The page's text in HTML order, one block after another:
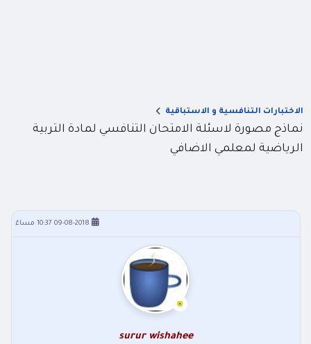
الاختبارات التنافسية و الاستباقية
نماذج مصورة لاسئلة الامتحان التنافسي لمادة التربية
الرياضية لمعلمي الاضافي
09-08-2018 10:37 مساءً
surur wishahee